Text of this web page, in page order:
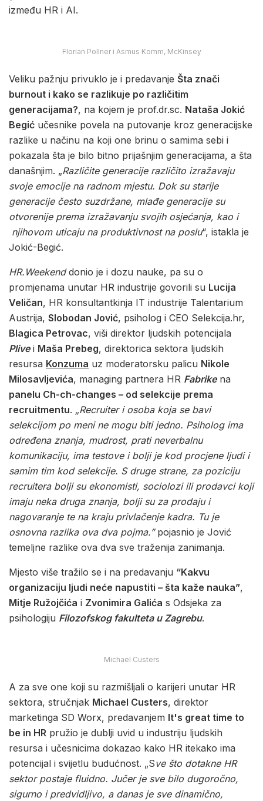
između HR i AI.
Florian Pollner i Asmus Komm, McKinsey
Veliku pažnju privuklo je i predavanje Šta znači
burnout i kako se razlikuje po različitim
generacijama?, na kojem je prof.dr.sc. Nataša Jokić
Begić učesnike povela na putovanje kroz generacijske
razlike u načinu na koji one brinu o samima sebi i
pokazala šta je bilo bitno prijašnjim generacijama, a šta
današnjim. „Različite generacije različito izražavaju
svoje emocije na radnom mjestu. Dok su starije
generacije često suzdržane, mlađe generacije su
otvorenije prema izražavanju svojih osjećanja, kao i
njihovom uticaju na produktivnost na poslu“, istakla je
Jokić-Begić.
HR.Weekenddonio je i dozu nauke, pa su o
promjenama unutar HR industrije govorili su Lucija
Veličan, HR konsultantkinja IT industrije Talentarium
Austrija, Slobodan Jović, psiholog i CEO Selekcija.hr,
Blagica Petrovac, viši direktor ljudskih potencijala
Plivei Maša Prebeg, direktorica sektora ljudskih
resursa Konzuma uz moderatorsku palicu Nikole
Milosavljevića, managing partnera HR Fabrikena
panelu Ch-ch-changes – od selekcije prema
recruitmentu. „Recruiter i osoba koja se bavi
selekcijom po meni ne mogu biti jedno. Psiholog ima
određena znanja, mudrost, prati neverbalnu
komunikaciju, ima testove i bolji je kod procjene ljudi i
samim tim kod selekcije. S druge strane, za poziciju
recruitera bolji su ekonomisti, sociolozi ili prodavci koji
imaju neka druga znanja, bolji su za prodaju i
nagovaranje te na kraju privlačenje kadra. Tu je
osnovna razlika ova dva pojma.” pojasnio je Jović
temeljne razlike ova dva sve traženija zanimanja.
Mjesto više tražilo se i na predavanju “Kakvu
organizaciju ljudi neće napustiti – šta kaže nauka”,
Mitje Ružojčića i Zvonimira Galića s Odsjeka za
psihologiju Filozofskog fakulteta u Zagrebu.
Michael Custers
A za sve one koji su razmišljali o karijeri unutar HR
sektora, stručnjak Michael Custers, direktor
marketinga SD Worx, predavanjem It's great time to
be in HR pružio je dublji uvid u industriju ljudskih
resursa i učesnicima dokazao kako HR itekako ima
potencijal i svijetlu budućnost. „Sve što dotakne HR
sektor postaje fluidno. Jučer je sve bilo dugoročno,
sigurno i predvidljivo, a danas je sve dinamično,